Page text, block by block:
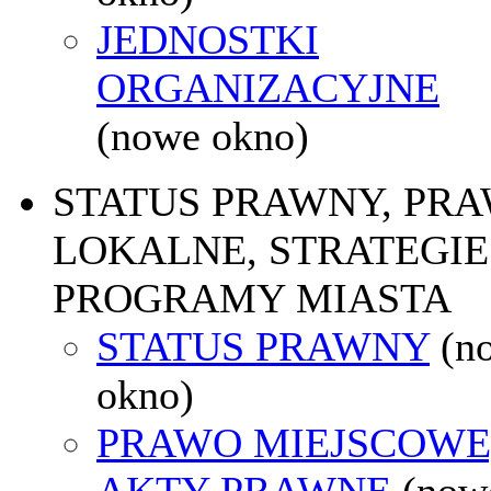
JEDNOSTKI
ORGANIZACYJNE
(nowe okno)
STATUS PRAWNY,
LOKALNE,
PROGRAMY MIASTA
STATUS PRAWNY
okno)
PRAWO